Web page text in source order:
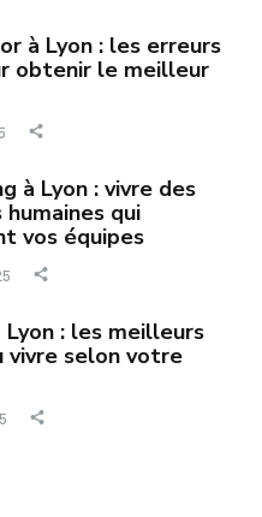
à Lyon : les erreurs
obtenir le meilleur
à Lyon : vivre des
qui
vos équipes
Lyon : les meilleurs
vivre selon votre